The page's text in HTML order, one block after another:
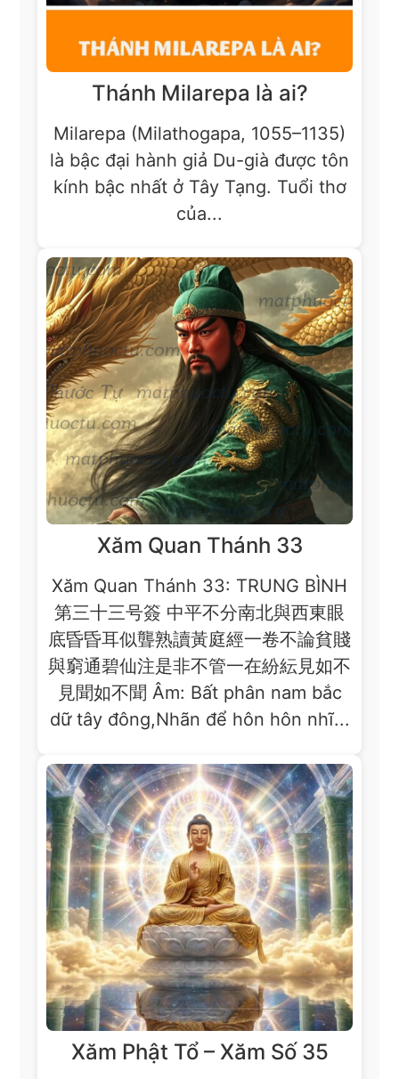
Thánh Milarepa là ai?
Milarepa (Milathogapa, 1055–1135)
là bậc đại hành giả Du-già được tôn
kính bậc nhất ở Tây Tạng. Tuổi thơ
của...
Xăm Quan Thánh 33
Xăm Quan Thánh 33: TRUNG BÌNH
第三十三号簽 中平不分南北與西東眼
底昏昏耳似聾熟讀黃庭經一卷不論貧賤
與窮通碧仙注是非不管一在紛紜見如不
見聞如不聞 Âm: Bất phân nam bắc
dữ tây đông,Nhãn để hôn hôn nhĩ...
Xăm Phật Tổ – Xăm Số 35